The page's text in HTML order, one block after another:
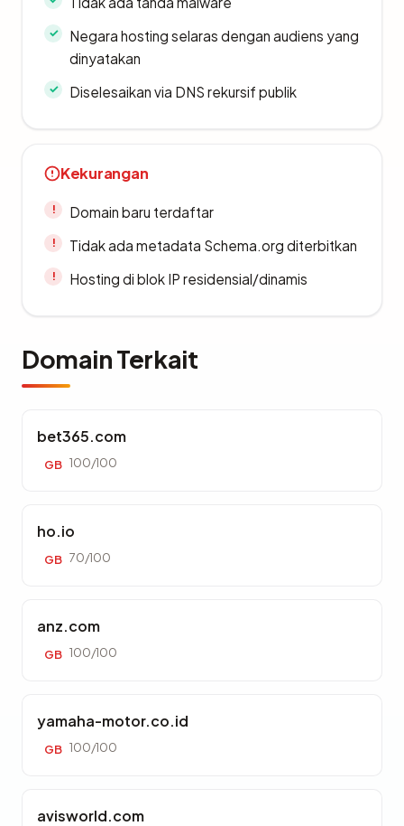
Negara hosting selaras dengan audiens yang
dinyatakan
Diselesaikan via DNS rekursif publik
Kekurangan
Domain baru terdaftar
Tidak ada metadata Schema.org diterbitkan
Hosting di blok IP residensial/dinamis
Domain Terkait
bet365.com
GB 100/100
ho.io
GB 70/100
anz.com
GB 100/100
yamaha-motor.co.id
GB 100/100
avisworld.com